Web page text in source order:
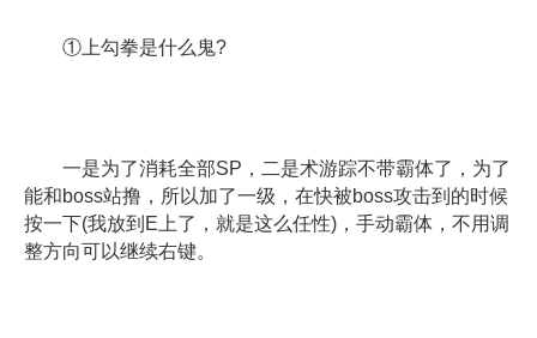
①上勾拳是什么鬼?
一是为了消耗全部SP，二是术游踪不带霸体了，为了
能和boss站撸，所以加了一级，在快被boss攻击到的时候
按一下(我放到E上了，就是这么任性)，手动霸体，不用调
整方向可以继续右键。